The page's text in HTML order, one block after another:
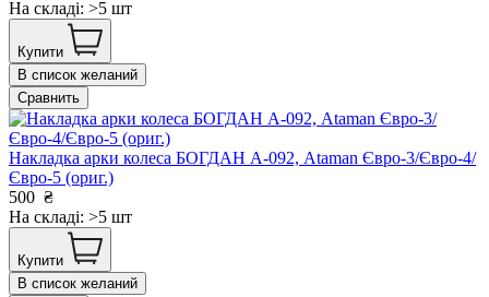
На складі: >5 шт
Купити
В список желаний
Сравнить
Накладка арки колеса БОГДАН А-092, Ataman Євро-3/Євро-4/
Євро-5 (ориг.)
500 ₴
На складі: >5 шт
Купити
В список желаний